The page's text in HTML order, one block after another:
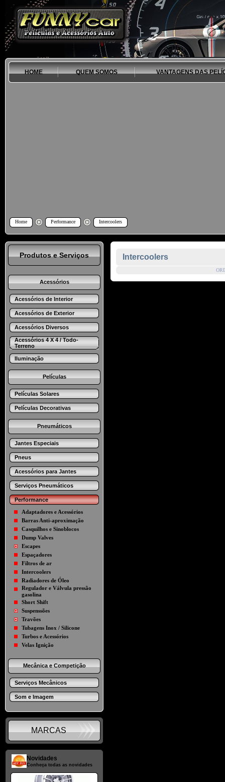
HOME QUEM SOMOS VANTAGENS DAS
Home Performance Intercoolers
Produtos e Serviços
Acessórios
Acessórios de Interior
Acessórios de Exterior
Acessórios Diversos
Acessórios 4 X 4 / Todo-
Terreno
Iluminação
Películas
Películas Solares
Películas Decorativas
Pneumáticos
Jantes Especiais
Pneus
Acessórios para Jantes
Serviços Pneumáticos
Performance
Adaptadores e Acessórios
Barras Anti-aproximação
Casquilhos e Sinoblocos
Dump Valves
Escapes
Espaçadores
Filtros de ar
Intercoolers
Radiadores de Óleo
Regulador e Válvula pressão
gasolina
Short Shift
Suspenssões
Travões
Tubagens Inox / Silicone
Turbos e Acessórios
Velas Ignição
Mecânica e Competição
Serviços Mecânicos
Som e Imagem
MARCAS
Novidades
Conheça todas as novidades
Intercoolers